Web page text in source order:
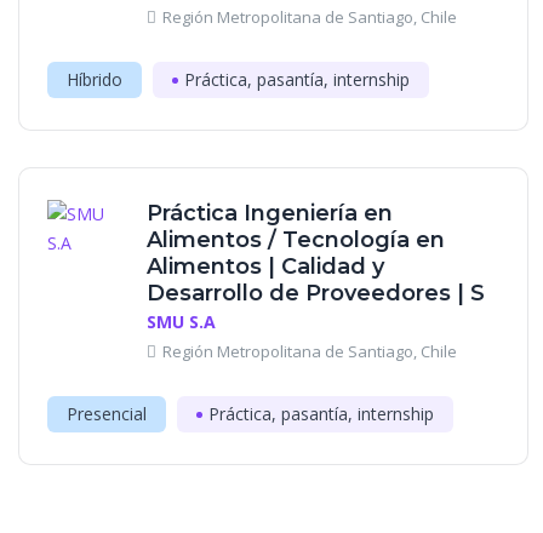
Región Metropolitana de Santiago, Chile
Híbrido Práctica, pasantía, internship
Práctica Ingeniería en
Alimentos / Tecnología en
Alimentos | Calidad y
Desarrollo de Proveedores | S
SMU S.A
Región Metropolitana de Santiago, Chile
Presencial Práctica, pasantía, internship